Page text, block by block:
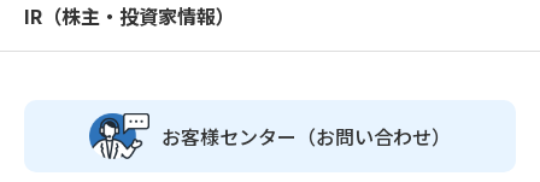
IR（株主・投資家情報）
お客様センター （お問い合わせ）